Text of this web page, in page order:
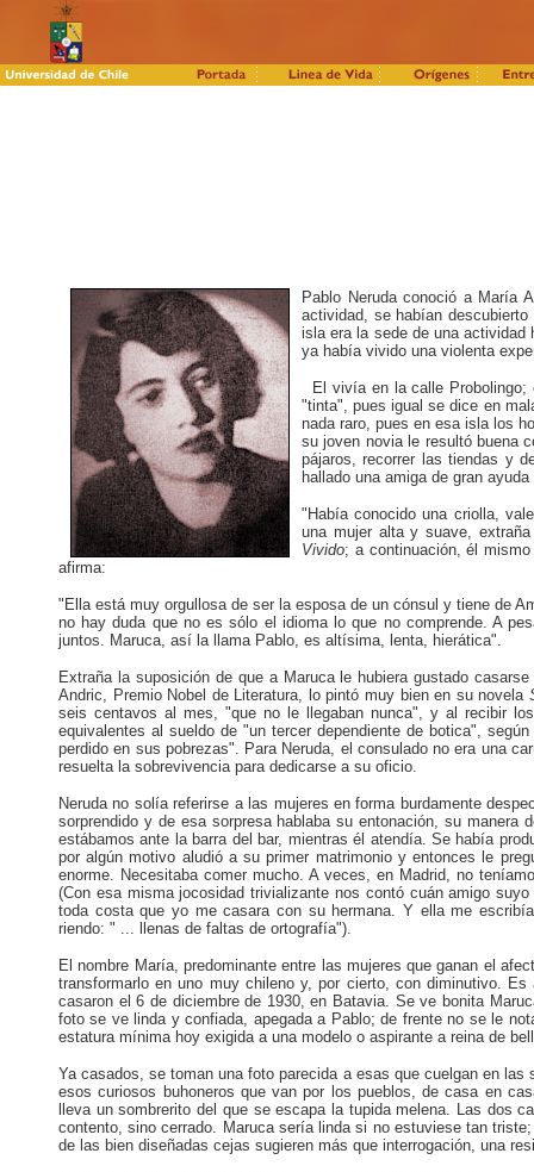
Pablo Neruda conoció a María
actividad, se habían
isla era la sede de una actividad
ya había vivido una violenta
El vivía en la calle Probolingo;
"tinta", pues igual se dice en
nada raro, pues en esa isla los
su joven novia le resultó buena
pájaros, recorrer las tiendas y
hallado una amiga de gran
"Había conocido una criolla,
una mujer alta y suave,
Vivido; a continuación, él
afirma:
"Ella está muy orgullosa de ser la esposa de un cónsul y tiene de
no hay duda que no es sólo el idioma lo que no comprende. A
juntos. Maruca, así la llama Pablo, es altísima, lenta, hierática".
Extraña la suposición de que a Maruca le hubiera gustado
Andric, Premio Nobel de Literatura, lo pintó muy bien en su novela
seis centavos al mes, "que no le llegaban nunca", y al recibir
equivalentes al sueldo de "un tercer dependiente de botica",
perdido en sus pobrezas". Para Neruda, el consulado no era una
resuelta la sobrevivencia para dedicarse a su oficio.
Neruda no solía referirse a las mujeres en forma burdamente
sorprendido y de esa sorpresa hablaba su entonación, su
estábamos ante la barra del bar, mientras él atendía. Se había
por algún motivo aludió a su primer matrimonio y entonces le
enorme. Necesitaba comer mucho. A veces, en Madrid, no
(Con esa misma jocosidad trivializante nos contó cuán amigo
toda costa que yo me casara con su hermana. Y ella me
riendo: " ... llenas de faltas de ortografía").
El nombre María, predominante entre las mujeres que ganan el
transformarlo en uno muy chileno y, por cierto, con diminutivo.
casaron el 6 de diciembre de 1930, en Batavia. Se ve bonita
foto se ve linda y confiada, apegada a Pablo; de frente no se le
estatura mínima hoy exigida a una modelo o aspirante a reina de
Ya casados, se toman una foto parecida a esas que cuelgan en
esos curiosos buhoneros que van por los pueblos, de casa en
lleva un sombrerito del que se escapa la tupida melena. Las
contento, sino cerrado. Maruca sería linda si no estuviese tan
de las bien diseñadas cejas sugieren más que interrogación, una